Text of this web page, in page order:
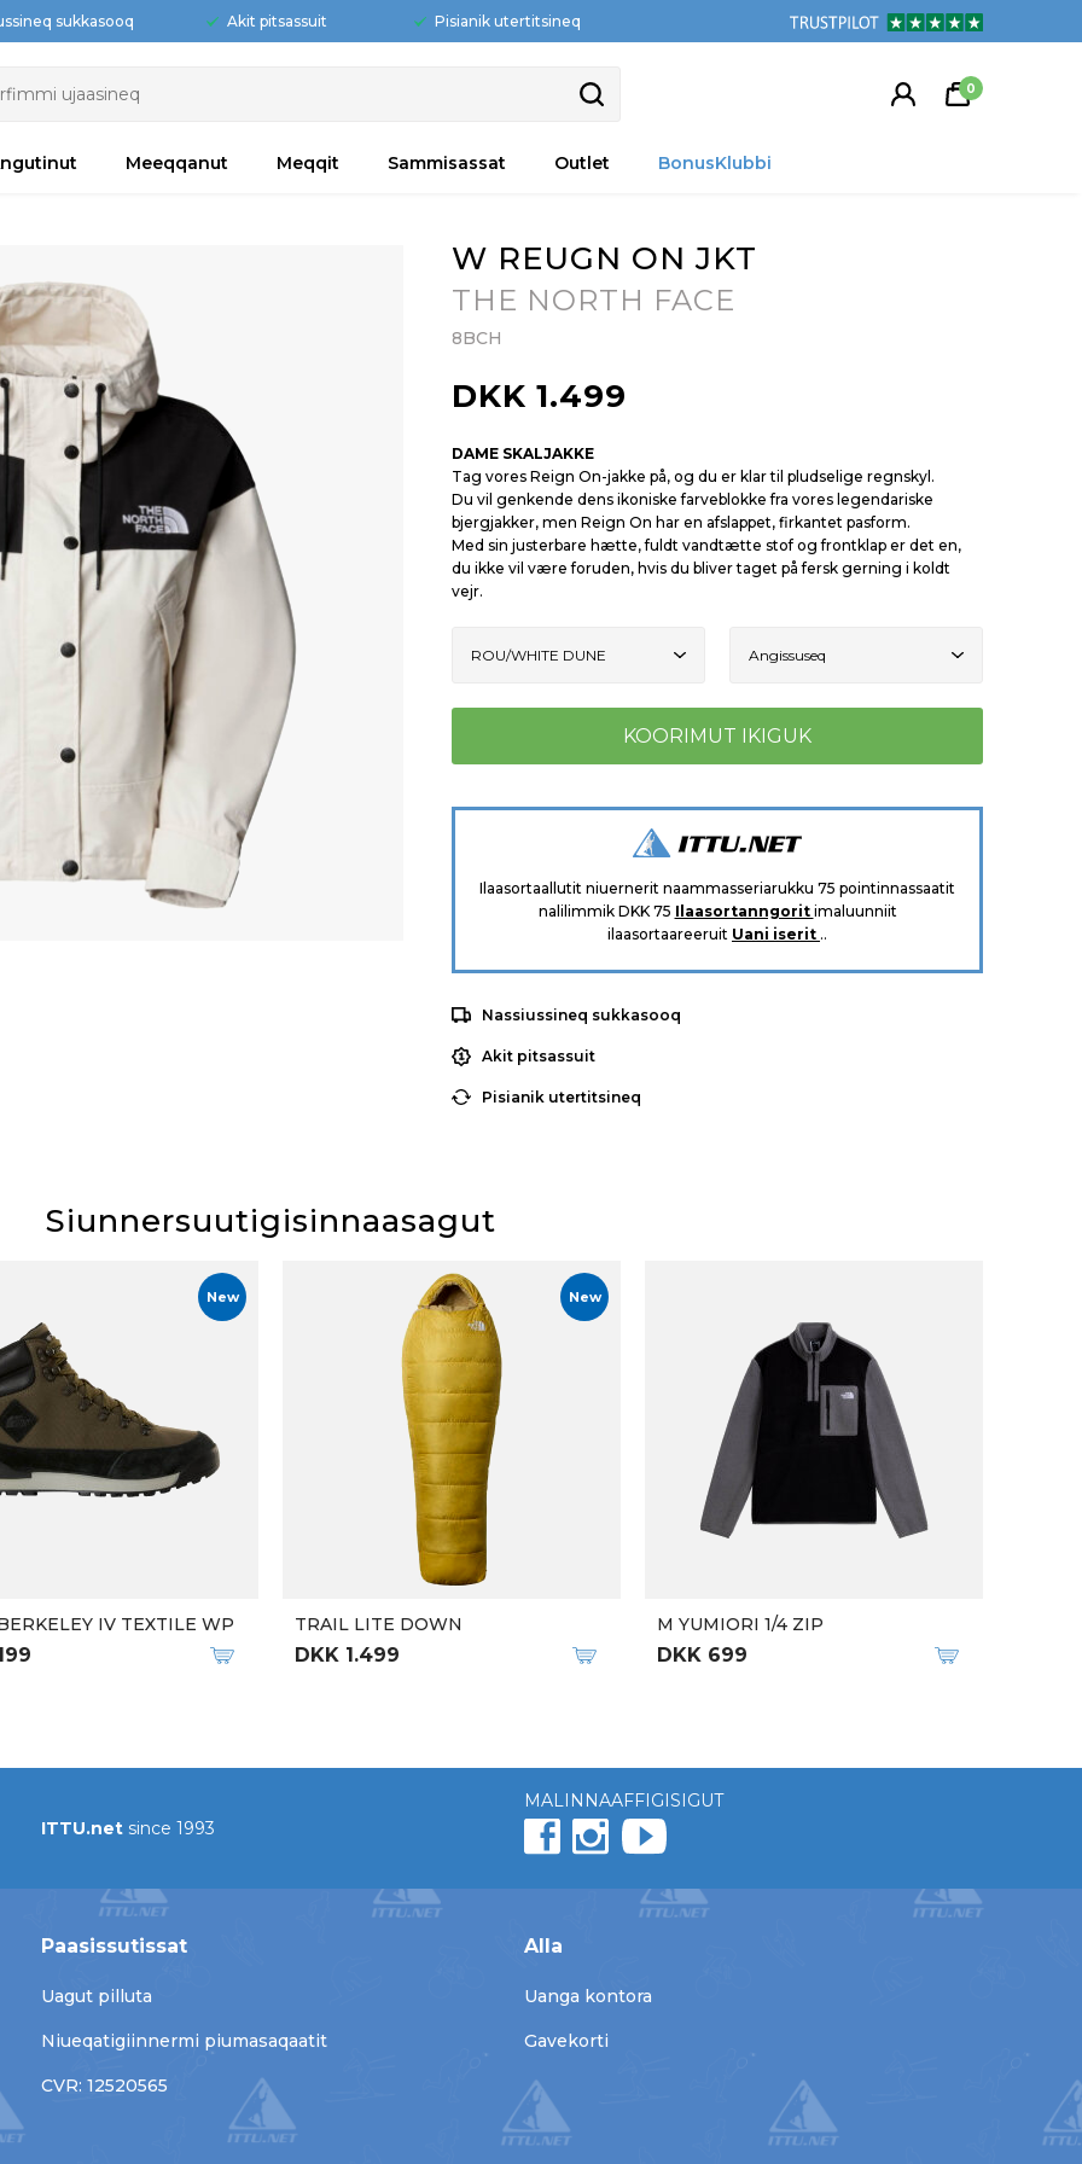
sukkasooq Akit pitsassuit Pisianik utertitsineq
0
Meeqqanut Meqqit Sammisassat Outlet BonusKlubbi
W REUGN ON JKT
THE NORTH FACE
8BCH
DKK 1.499
DAME SKALJAKKE
Tag vores Reign On-jakke på, og du er klar til pludselige regnskyl.
Du vil genkende dens ikoniske farveblokke fra vores legendariske
bjergjakker, men Reign On har en afslappet, firkantet pasform.
Med sin justerbare hætte, fuldt vandtætte stof og frontklap er det en,
du ikke vil være foruden, hvis du bliver taget på fersk gerning i koldt
vejr.
Ilaasortaallutit niuernerit naammasseriarukku 75 pointinnassaatit
nalilimmik DKK 75 Ilaasortanngorit imaluunniit
ilaasortaareeruit Uani iserit ..
Nassiussineq sukkasooq
Akit pitsassuit
Pisianik utertitsineq
Siunnersuutigisinnaasagut
New
IV TEXTILE WP
New
TRAIL LITE DOWN
DKK 1.499
M YUMIORI 1/4 ZIP
DKK 699
ITTU.net since 1993
MALINNAAFFIGISIGUT
Paasissutissat
Uagut pilluta
Niueqatigiinnermi piumasaqaatit
CVR: 12520565
Alla
Uanga kontora
Gavekorti